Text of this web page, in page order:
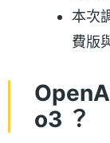
本次
費版
o3 ？